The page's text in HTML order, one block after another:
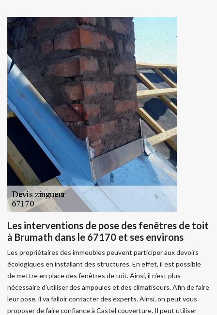
Les interventions de pose des fenêtres de toit
à Brumath dans le 67170 et ses environs
Les propriétaires des immeubles peuvent participer aux devoirs
écologiques en installant des structures. En effet, il est possible
de mettre en place des fenêtres de toit. Ainsi, il n'est plus
nécessaire d'utiliser des ampoules et des climatiseurs. Afin de faire
leur pose, il va falloir contacter des experts. Ainsi, on peut vous
proposer de faire confiance à Castel couverture. Il peut utiliser